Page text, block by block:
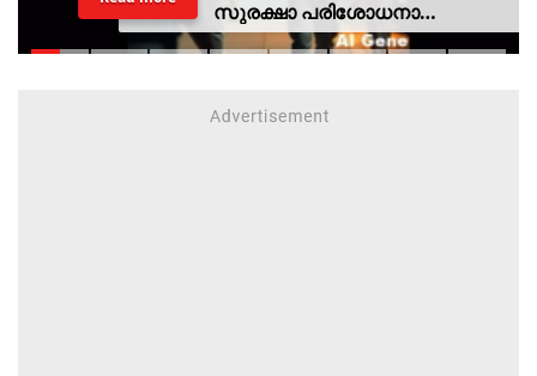
സുരക്ഷാ പരിശോധനാ
ദൗത്യമായ ഓപ്പറേഷന്‍